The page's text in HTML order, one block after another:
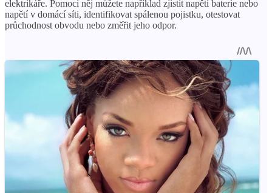
elektrikáře. Pomocí něj můžete například zjistit napětí baterie nebo
napětí v domácí síti, identifikovat spálenou pojistku, otestovat
průchodnost obvodu nebo změřit jeho odpor.